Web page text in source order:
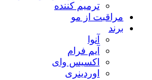
ترمیم کننده
مراقبت از مو
برند
آنوا
آیم فرام
اکسیس وای
اوردینری